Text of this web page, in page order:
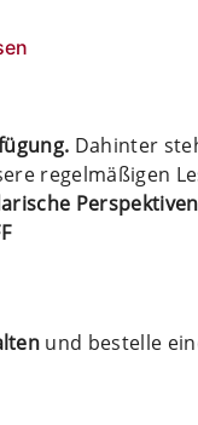
Dahinter
regelmäßigen
und bestelle